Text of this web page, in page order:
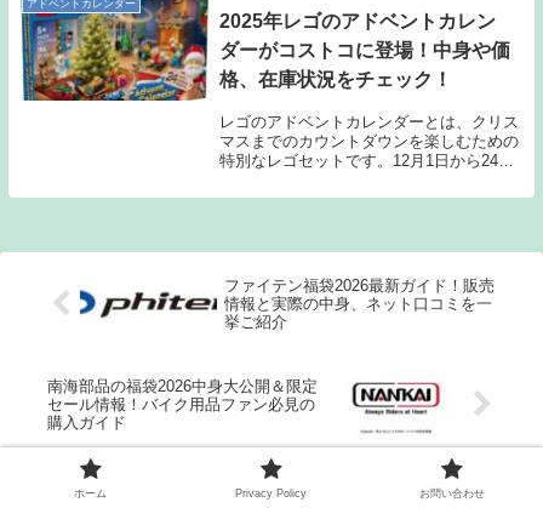
アドベントカレンダー
2025年レゴのアドベントカレン
ダーがコストコに登場！中身や価
格、在庫状況をチェック！
レゴのアドベントカレンダーとは、クリス
マスまでのカウントダウンを楽しむための
特別なレゴセットです。12月1日から24日
クス）を開けて中のプレゼントを取り出す
ファイテン福袋2026最新ガイド！販売
情報と実際の中身、ネット口コミを一
挙ご紹介
南海部品の福袋2026中身大公開＆限定
セール情報！バイク用品ファン必見の
購入ガイド
ホーム Privacy Policy お問い合わせ